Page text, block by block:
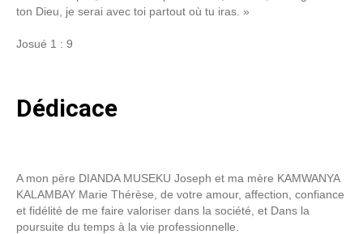
ton Dieu, je serai avec toi partout où tu iras. »
Josué 1 : 9
Dédicace
A mon père DIANDA MUSEKU Joseph et ma mère KAMWANYA
KALAMBAY Marie Thérèse, de votre amour, affection, confiance
et fidélité de me faire valoriser dans la société, et Dans la
poursuite du temps à la vie professionnelle.